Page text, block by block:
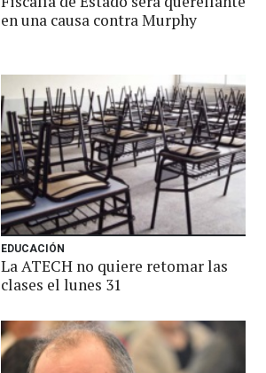
en una causa contra Murphy
EDUCACIÓN
La ATECH no quiere retomar las
clases el lunes 31